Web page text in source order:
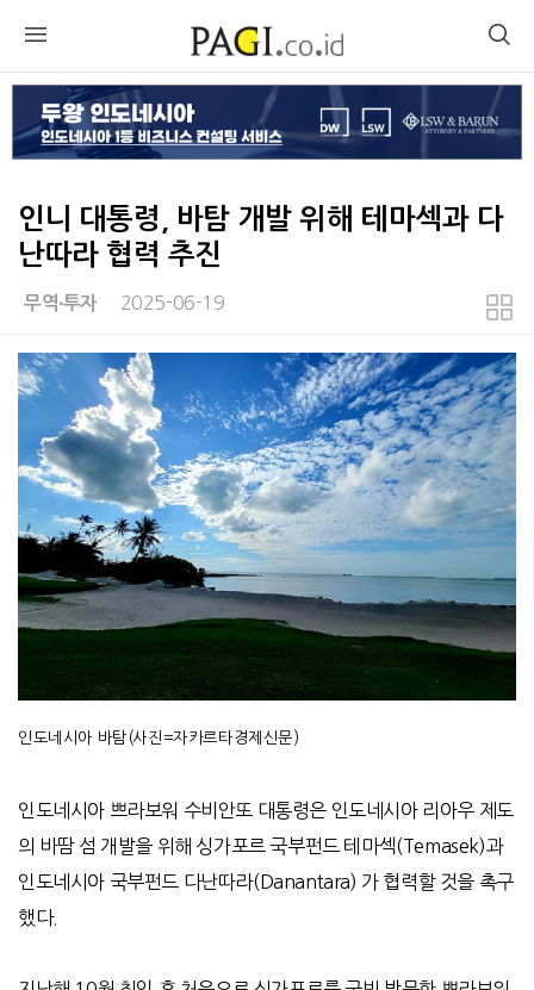
인니 대통령, 바탐 개발 위해 테마섹과 다
난따라 협력 추진
무역∙투자 2025-06-19
본문
인도네시아 바탐(사진=자카르타경제신문)
인도네시아 쁘라보워 수비안또 대통령은 인도네시아 리아우 제도
의 바땀 섬 개발을 위해 싱가포르 국부펀드 테마섹(Temasek)과
인도네시아 국부펀드 다난따라(Danantara) 가 협력할 것을 촉구
했다.